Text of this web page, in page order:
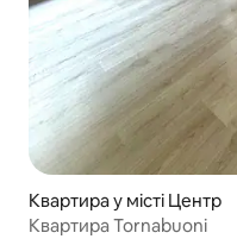
Квартира у місті Центр
Квартира Tornabuoni